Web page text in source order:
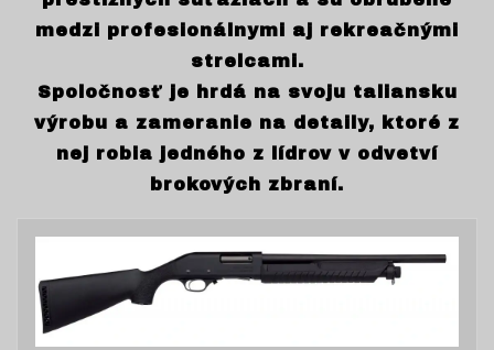
medzi profesionálnymi aj rekreačnými
strelcami.
Spoločnosť je hrdá na svoju taliansku
výrobu a zameranie na detaily, ktoré z
nej robia jedného z lídrov v odvetví
brokových zbraní.